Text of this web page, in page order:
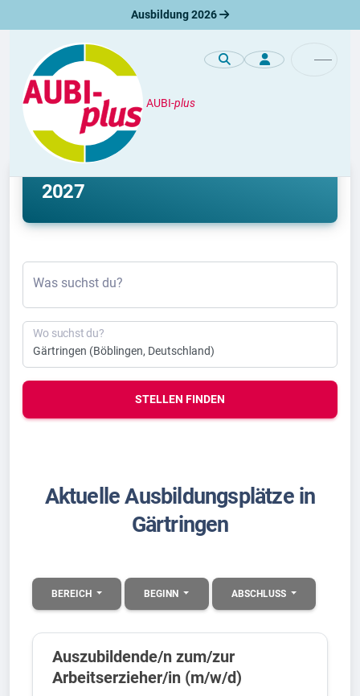
Ausbildung 2026
AUBI-plus
Ausbildung
Ausbildung Gärtringen 2026 &
2027
Was suchst du?
Wo suchst du?
STELLEN FINDEN
Aktuelle Ausbildungsplätze in
Gärtringen
BEREICH BEGINN ABSCHLUSS
Auszubildende/n zum/zur
Arbeitserzieher/in (m/w/d)